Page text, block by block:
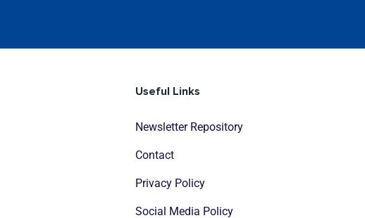
Useful Links
Newsletter Repository
Contact
Privacy Policy
Social Media Policy